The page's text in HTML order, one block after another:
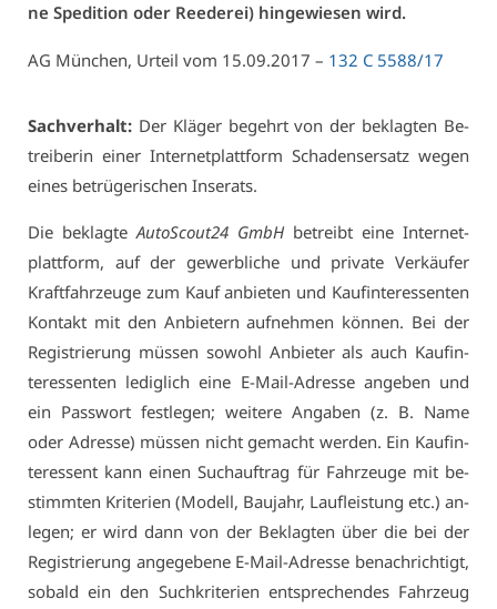
ne Spe­di­ti­on oder Ree­de­rei) hin­ge­wie­sen wird.
AG Mün­chen, Ur­teil vom 15.09.2017 – 132 C 5588/17
Sach­ver­halt: Der Klä­ger be­gehrt von der be­klag­ten Be­
trei­be­rin ei­ner In­ter­net­platt­form Scha­dens­er­satz we­gen
ei­nes be­trü­ge­ri­schen In­se­rats.
Die be­klag­teAu­to­Scou­t24 GmbHbe­treibt ei­ne In­ter­net­
platt­form, auf der ge­werb­li­che und pri­va­te Ver­käu­fer
Kraft­fahr­zeu­ge zum Kauf an­bie­ten und Kauf­in­ter­es­sen­ten
Kon­takt mit den An­bie­tern auf­neh­men kön­nen. Bei der
Re­gis­trie­rung müs­sen so­wohl An­bie­ter als auch Kauf­in­
ter­es­sen­ten le­dig­lich ei­ne E-Mail-Adres­se an­ge­ben und
ein Pass­wort fest­le­gen; wei­te­re An­ga­ben (z. B. Na­me
oder Adres­se) müs­sen nicht ge­macht wer­den. Ein Kauf­in­
ter­es­sent kann ei­nen Such­auf­trag für Fahr­zeu­ge mit be­
stimm­ten Kri­te­ri­en (Mo­dell, Bau­jahr, Lauf­leis­tung etc.) an­
le­gen; er wird dann von der Be­klag­ten über die bei der
Re­gis­trie­rung an­ge­ge­be­ne E-Mail-Adres­se be­nach­rich­tigt,
so­bald ein den Such­kri­te­ri­en ent­spre­chen­des Fahr­zeug